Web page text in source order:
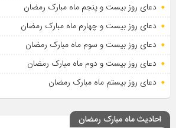
دعای روز بیست و پنجم ماه مبارک رمضان
دعای روز بیست و چهارم ماه مبارک رمضان
دعای روز بیست و سوم ماه مبارک رمضان
دعای روز بیست و دوم ماه مبارک رمضان
دعای روز بیستم ماه مبارک رمضان
احادیث ماه مبارک رمضان